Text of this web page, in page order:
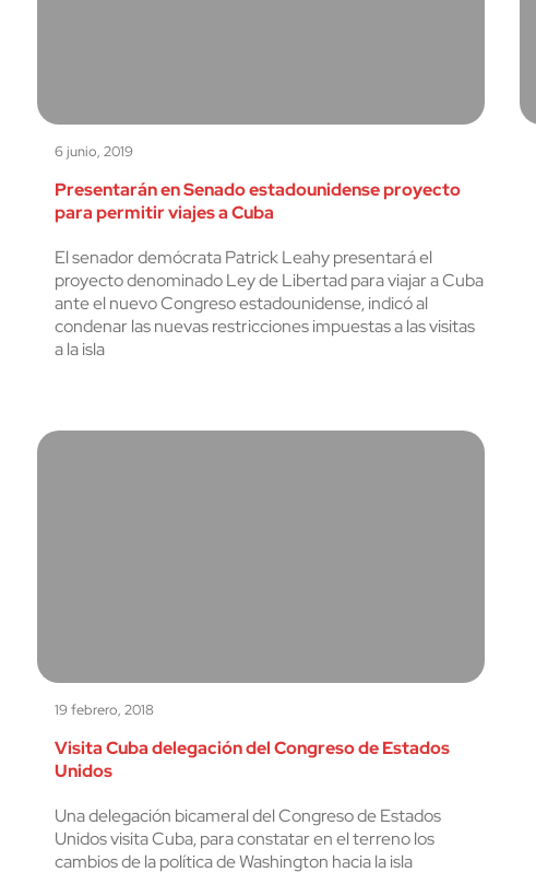
6 junio, 2019
Presentarán en Senado estadounidense proyecto
para permitir viajes a Cuba
El senador demócrata Patrick Leahy presentará el
proyecto denominado Ley de Libertad para viajar a Cuba
ante el nuevo Congreso estadounidense, indicó al
condenar las nuevas restricciones impuestas a las visitas
a la isla
19 febrero, 2018
Visita Cuba delegación del Congreso de Estados
Unidos
Una delegación bicameral del Congreso de Estados
Unidos visita Cuba, para constatar en el terreno los
cambios de la política de Washington hacia la isla